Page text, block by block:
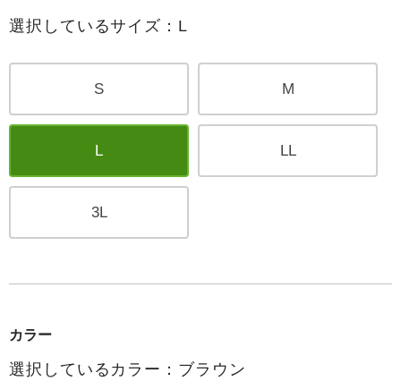
選択しているサイズ：L
S M
L LL
3L
カラー
選択しているカラー：ブラウン